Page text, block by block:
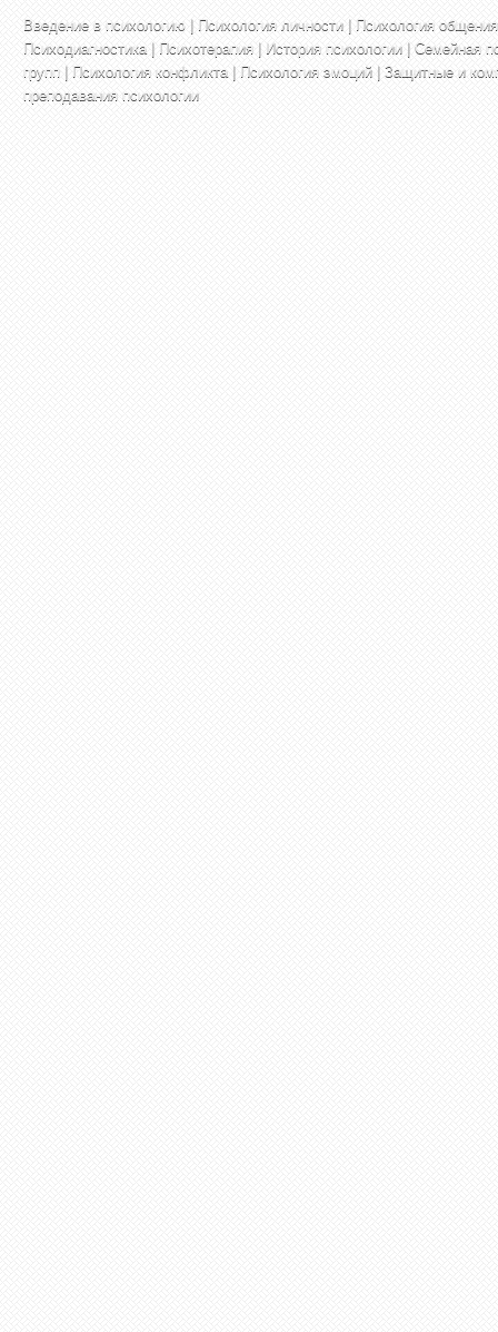
Введение в психологию | Психология личности | Психология общения
Психодиагностика | Психотерапия | История психологии | Семейная
групп | Психология конфликта | Психология эмоций | Защитные и
преподавания психологии